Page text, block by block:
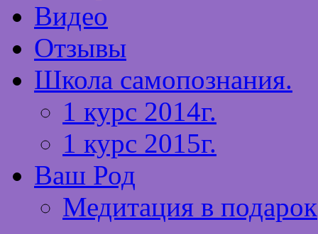
Видео
Отзывы
Школа самопознания.
1 курс 2014г.
1 курс 2015г.
Ваш Род
Медитация в подарок